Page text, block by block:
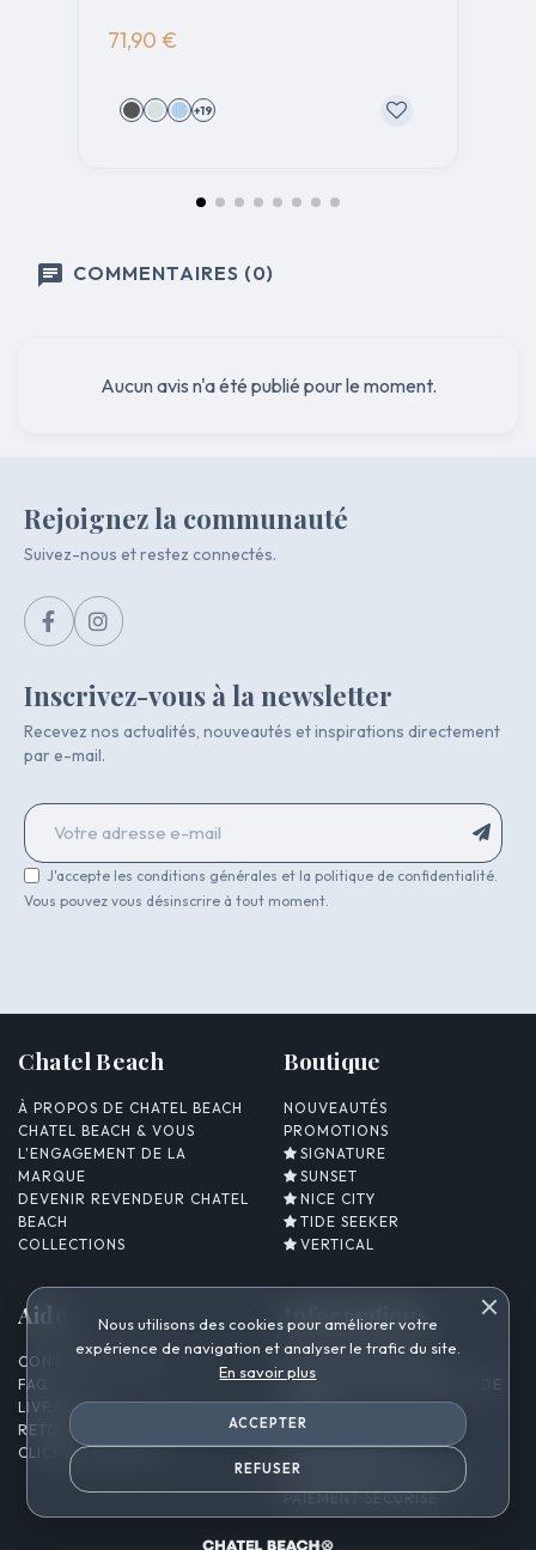
71,90 €
+19
COMMENTAIRES (0)
Aucun avis n'a été publié pour le moment.
Rejoignez la communauté
Suivez-nous et restez connectés.
Inscrivez-vous à la newsletter
Recevez nos actualités, nouveautés et inspirations directement
par e-mail.
J'accepte les conditions générales et la politique de confidentialité.
Vous pouvez vous désinscrire à tout moment.
Chatel Beach
À PROPOS DE CHATEL BEACH
CHATEL BEACH & VOUS
L'ENGAGEMENT DE LA
MARQUE
DEVENIR REVENDEUR CHATEL
BEACH
COLLECTIONS
Boutique
NOUVEAUTÉS
PROMOTIONS
SIGNATURE
SUNSET
NICE CITY
TIDE SEEKER
VERTICAL
Aide
CONTACTEZ-NOUS
FAQ
LIVRAISON
RETOURS & ÉCHANGES
CLICK & COLLECT
Informations
MENTIONS LÉGALES
CONDITIONS GÉNÉRALES DE
VENTE
POLITIQUE DE
CONFIDENTIALITÉ
POLITIQUE DE COOKIES
PAIEMENT SÉCURISÉ
Nous utilisons des cookies pour améliorer votre
expérience de navigation et analyser le trafic du site.
En savoir plus
ACCEPTER
REFUSER